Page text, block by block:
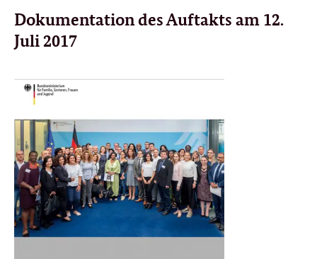
2017
Dokumentation des Auftakts am 12.
Juli 2017